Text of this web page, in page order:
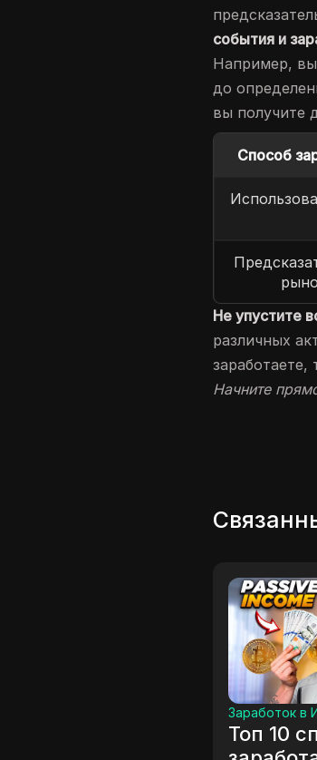
события и
Например, вы
до
вы получите
Способ
Не упустите
различных
Начните
маркетинг в социальных сетях
Что такое EPC в